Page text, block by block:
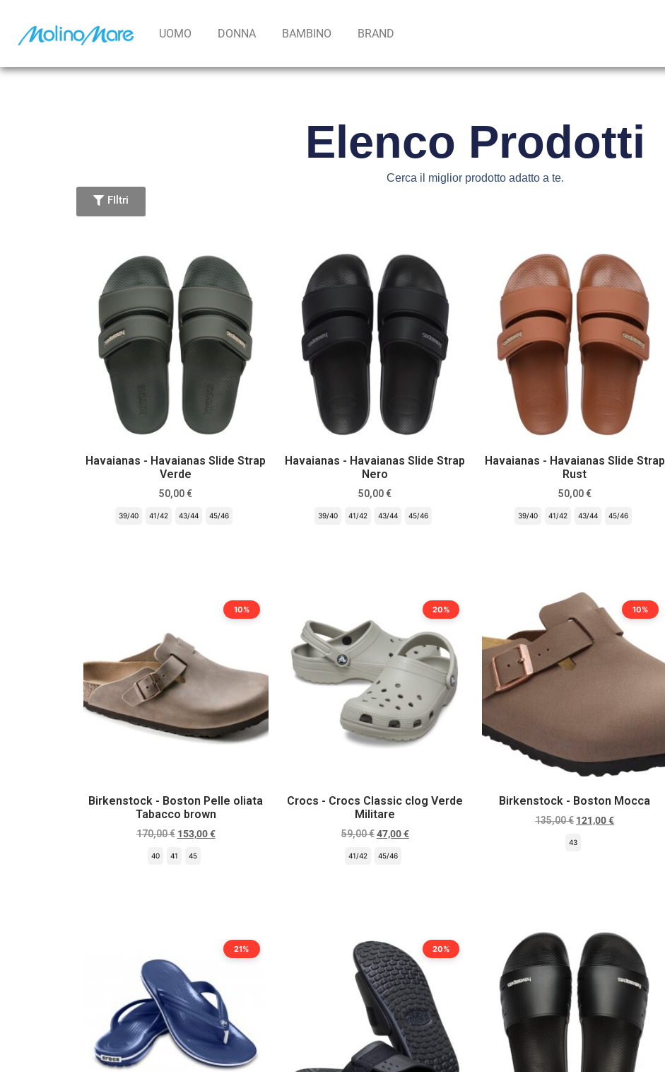
UOMO DONNA BAMBINO BRAND
Elenco Prodotti
Cerca il miglior prodotto adatto a te.
FIltri
Havaianas - Havaianas Slide Strap
Verde
50,00 €
39/40 41/42 43/44 45/46
Havaianas - Havaianas Slide Strap
Nero
50,00 €
39/40 41/42 43/44 45/46
Havaianas - Havaianas Slide Strap
Rust
50,00 €
39/40 41/42 43/44 45/46
10%
Birkenstock - Boston Pelle oliata
Tabacco brown
170,00€ 153,00€
40 41 45
20%
Crocs - Crocs Classic clog Verde
Militare
59,00€47,00€
41/42 45/46
10%
Birkenstock - Boston Mocca
135,00€ 121,00€
43
21% 20%